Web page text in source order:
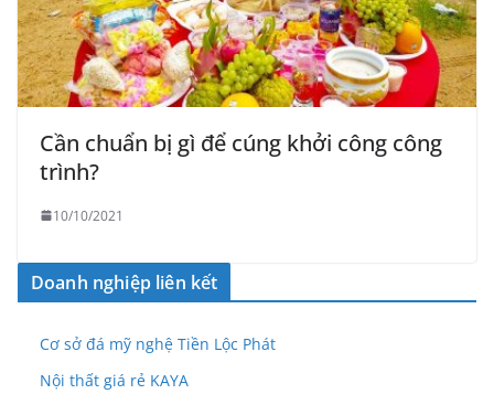
Cần chuẩn bị gì để cúng khởi công công
trình?
10/10/2021
Doanh nghiệp liên kết
Cơ sở đá mỹ nghệ Tiền Lộc Phát
Nội thất giá rẻ KAYA